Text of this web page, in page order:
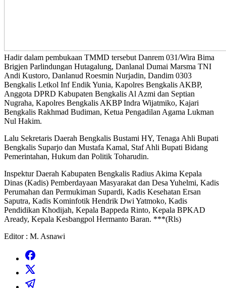
Hadir dalam pembukaan TMMD tersebut Danrem 031/Wira Bima
Brigjen Parlindungan Hutagalung, Danlanal Dumai Marsma TNI
Andi Kustoro, Danlanud Roesmin Nurjadin, Dandim 0303
Bengkalis Letkol Inf Endik Yunia, Kapolres Bengkalis AKBP,
Anggota DPRD Kabupaten Bengkalis Al Azmi dan Septian
Nugraha, Kapolres Bengkalis AKBP Indra Wijatmiko, Kajari
Bengkalis Rakhmad Budiman, Ketua Pengadilan Agama Lukman
Nul Hakim.
Lalu Sekretaris Daerah Bengkalis Bustami HY, Tenaga Ahli Bupati
Bengkalis Suparjo dan Mustafa Kamal, Staf Ahli Bupati Bidang
Pemerintahan, Hukum dan Politik Toharudin.
Inspektur Daerah Kabupaten Bengkalis Radius Akima Kepala
Dinas (Kadis) Pemberdayaan Masyarakat dan Desa Yuhelmi, Kadis
Perumahan dan Permukiman Supardi, Kadis Kesehatan Ersan
Saputra, Kadis Kominfotik Hendrik Dwi Yatmoko, Kadis
Pendidikan Khodijah, Kepala Bappeda Rinto, Kepala BPKAD
Aready, Kepala Kesbangpol Hermanto Baran. ***(Rls)
Editor : M. Asnawi